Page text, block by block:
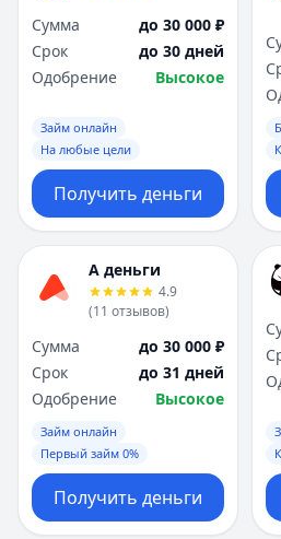
Сумма
до 30 000 ₽
Срок
до 30 дней
Одобрение
Высокое
Займ онлайн
На любые цели
Получить деньги
А деньги
4.9
(11 отзывов)
Сумма
до 30 000 ₽
Срок
до 31 дней
Одобрение
Высокое
Займ онлайн
Первый займ 0%
Получить деньги